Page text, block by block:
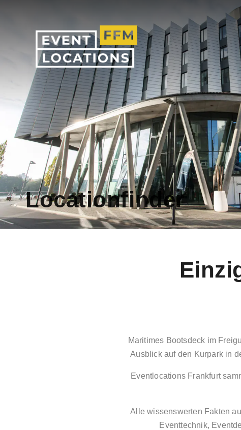
Locationfinder
Maritimes Bootsdeck im
Ausblick auf den Kurpark in
Eventlocations Frankfurt
Alle wissenswerten Fakten
Eventtechnik,